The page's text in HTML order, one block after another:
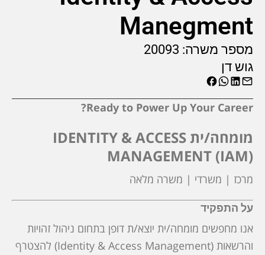
Manegment
מספר משרה: 20093
גוש דן
Ready to Power Up Your Career?
מומחה/ית IDENTITY & ACCESS
MANAGEMENT (IAM)
מרכז | משרדי | משרה מלאה
על התפקיד
אנו מחפשים מומחה/ית יוצא/ת דופן בתחום ניהול זהויות
והרשאות (Identity & Access Management) להצטרף